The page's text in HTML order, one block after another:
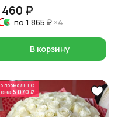
460 ₽
по 1 865 ₽ ×4
В корзину
промоЛЕТО
5 070 ₽